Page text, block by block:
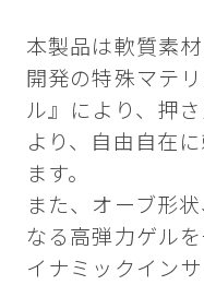
本製品は軟質素
開発の特殊マテ
ル』により、押
より、自由自在
ます。
また、オーブ形
なる高弾力ゲル
イナミックイン